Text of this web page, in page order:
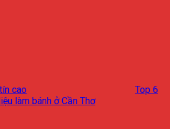
cao
Top 6
làm bánh ở Cần Thơ